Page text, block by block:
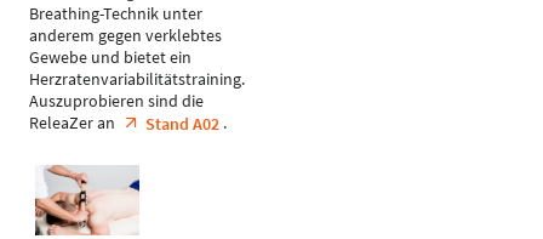
Breathing-Technik unter
anderem gegen verklebtes
Gewebe und bietet ein
Herzratenvariabilitätstraining.
Auszuprobieren sind die
ReleaZer an
Stand A02 .